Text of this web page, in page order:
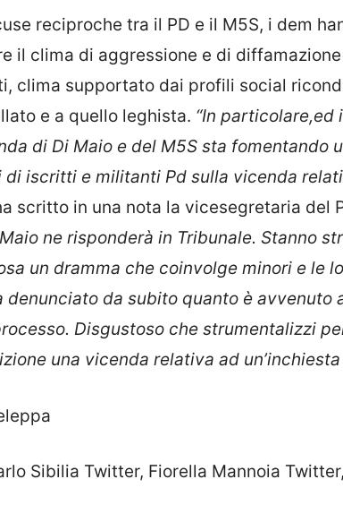
il clima di aggressione e di
clima supportato dai profili social
e a quello leghista.“In particolare,ed
di Di Maio e del M5S sta fomentando
iscritti e militanti Pd sulla vicenda
scritto in una nota la vicesegretaria del
ne risponderà in Tribunale. Stanno
un dramma che coinvolge minori e le
denunciato da subito quanto è
Disgustoso che strumentalizzi
una vicenda relativa ad un’inchiesta